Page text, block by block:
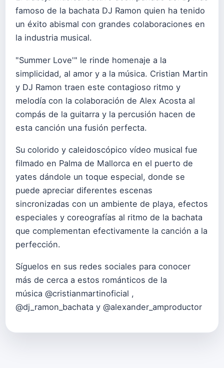
famoso de la bachata DJ Ramon quien ha tenido
un éxito abismal con grandes colaboraciones en
la industria musical.
"Summer Love'" le rinde homenaje a la
simplicidad, al amor y a la música. Cristian Martin
y DJ Ramon traen este contagioso ritmo y
melodía con la colaboración de Alex Acosta al
compás de la guitarra y la percusión hacen de
esta canción una fusión perfecta.
Su colorido y caleidoscópico vídeo musical fue
filmado en Palma de Mallorca en el puerto de
yates dándole un toque especial, donde se
puede apreciar diferentes escenas
sincronizadas con un ambiente de playa, efectos
especiales y coreografías al ritmo de la bachata
que complementan efectivamente la canción a la
perfección.
Síguelos en sus redes sociales para conocer
más de cerca a estos románticos de la
música @cristianmartinoficial ,
@dj_ramon_bachata y @alexander_amproductor